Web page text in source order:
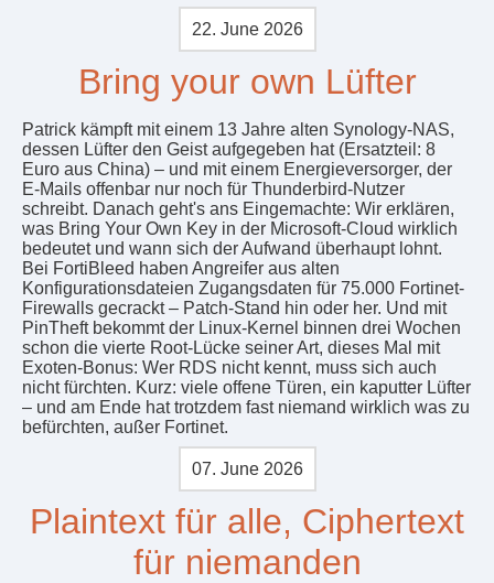
22. June 2026
Bring your own Lüfter
Patrick kämpft mit einem 13 Jahre alten Synology-NAS,
dessen Lüfter den Geist aufgegeben hat (Ersatzteil: 8
Euro aus China) – und mit einem Energieversorger, der
E-Mails offenbar nur noch für Thunderbird-Nutzer
schreibt. Danach geht's ans Eingemachte: Wir erklären,
was Bring Your Own Key in der Microsoft-Cloud wirklich
bedeutet und wann sich der Aufwand überhaupt lohnt.
Bei FortiBleed haben Angreifer aus alten
Konfigurationsdateien Zugangsdaten für 75.000 Fortinet-
Firewalls gecrackt – Patch-Stand hin oder her. Und mit
PinTheft bekommt der Linux-Kernel binnen drei Wochen
schon die vierte Root-Lücke seiner Art, dieses Mal mit
Exoten-Bonus: Wer RDS nicht kennt, muss sich auch
nicht fürchten. Kurz: viele offene Türen, ein kaputter Lüfter
– und am Ende hat trotzdem fast niemand wirklich was zu
befürchten, außer Fortinet.
07. June 2026
Plaintext für alle, Ciphertext
für niemanden